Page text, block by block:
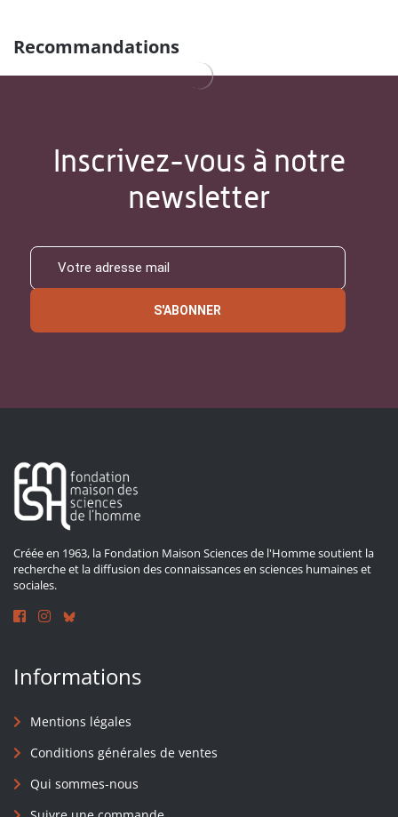
Recommandations
Inscrivez-vous à notre
newsletter
S'ABONNER
Créée en 1963, la Fondation Maison Sciences de l'Homme soutient la
recherche et la diffusion des connaissances en sciences humaines et
sociales.
Informations
Mentions légales
Conditions générales de ventes
Qui sommes-nous